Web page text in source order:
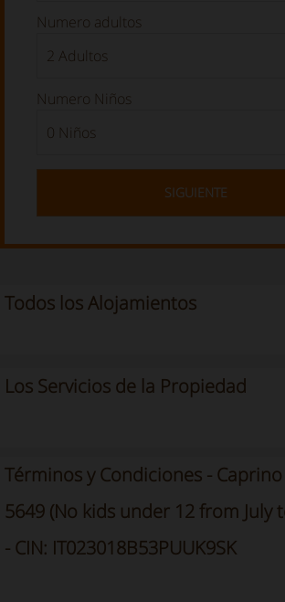
Numero adultos
Numero Niños
SIGUIENTE
Todos los Alojamientos
Los Servicios de la Propiedad
Términos y Condiciones -
5649 (No kids under 12 from July
- CIN: IT023018B53PUUK9SK